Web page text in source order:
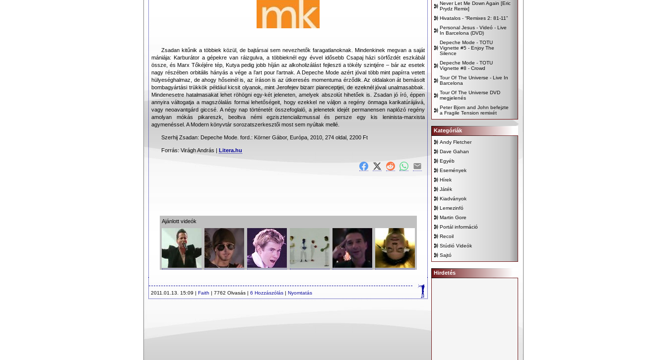
Zsadan kitűnik a többiek közül, de bajtársai sem nevezhetők faragatlanoknak. Mindenkinek megvan a saját
mániája: Karburátor a gépekre van ráizgulva, a többieknél egy évvel idősebb Csapaj házi sörfőzdét eszkábál
össze, és Marx Tőkéjére tép, Kutya pedig jobb híján az alkoholizálást fejleszti a tökély szintjére – bár az esetek
nagy részében orbitális hányás a vége a l’art pour l’artnak. A Depeche Mode azért jóval több mint papírra vetett
hülyeséghalmaz, de ahogy hőseinél is, az íráson is az útkeresés momentuma érződik. Az oldalakon át bemásolt
bombagyártási trükkök például kicsit olyanok, mint Jerofejev bizarr piareceptjei, de ezeknél jóval unalmasabbak.
Mindenesetre hatalmasakat lehet röhögni egy-két jeleneten, amelyek abszolút hihetőek is. Zsadan jó író, éppen
annyira váltogatja a magszólalás formai lehetőségeit, hogy ezekkel ne váljon a regény önmaga karikatúrájává,
vagy neoavantgárd giccsé. A négy nap történetét összefoglaló, a jelenetek idejét permanensen naplózó regény
amolyan mókás pikareszk, beoltva némi egzisztencializmussal és persze egy kis leninista-marxista
agymenéssel. A Modern könyvtár sorozatszerkesztői most sem nyúltak mellé.
Szerhij Zsadan: Depeche Mode. ford.: Körner Gábor, Európa, 2010, 274 oldal, 2200 Ft
Forrás: Virágh András | Litera.hu
Ajánlott videók
2011.01.13. 15:09 | Faith | 7762 Olvasás | 6 Hozzászólás | Nyomtatás
Never Let Me Down Again [Eric
Prydz Remix]
Hivatalos - “Remixes 2: 81-11”
Personal Jesus - Videó - Live
In Barcelona (DVD)
Depeche Mode - TOTU
Vignette #5 - Enjoy The
Silence
Depeche Mode - TOTU
Vignette #8 - Crowd
Tour Of The Universe - Live In
Barcelona
Tour Of The Universe DVD
megjelenés
Peter Bjorn and John befejzte
a Fragile Tension remixét
Kategóriák
Andy Fletcher
Dave Gahan
Egyéb
Események
Hírek
Játék
Kiadványok
Lemezinfó
Martin Gore
Portál információ
Recoil
Stúdió Videók
Sajtó
Hirdetés